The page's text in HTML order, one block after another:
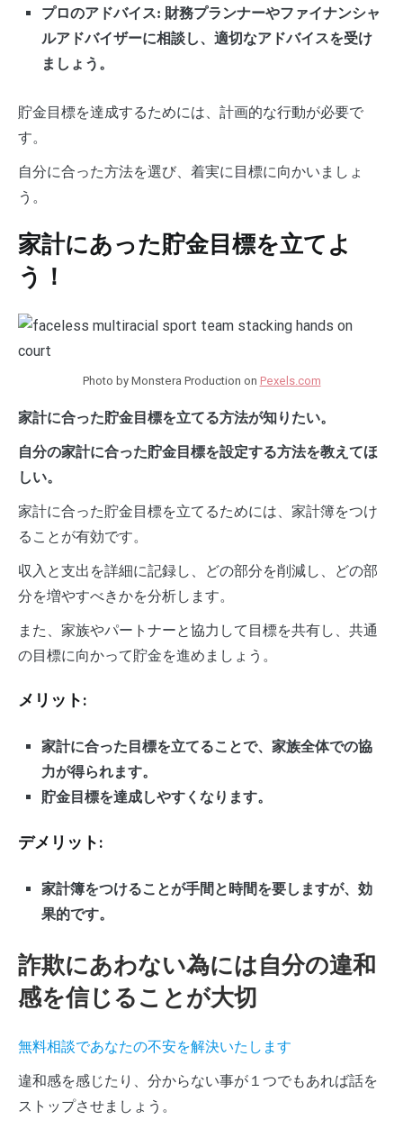
プロのアドバイス: 財務プランナーやファイナンシャ
ルアドバイザーに相談し、適切なアドバイスを受け
ましょう。
貯金目標を達成するためには、計画的な行動が必要で
す。
自分に合った方法を選び、着実に目標に向かいましょ
う。
家計にあった貯金目標を立てよ
う！
Photo by Monstera Production on Pexels.com
家計に合った貯金目標を立てる方法が知りたい。
自分の家計に合った貯金目標を設定する方法を教えてほ
しい。
家計に合った貯金目標を立てるためには、家計簿をつけ
ることが有効です。
収入と支出を詳細に記録し、どの部分を削減し、どの部
分を増やすべきかを分析します。
また、家族やパートナーと協力して目標を共有し、共通
の目標に向かって貯金を進めましょう。
メリット:
家計に合った目標を立てることで、家族全体での協
力が得られます。
貯金目標を達成しやすくなります。
デメリット:
家計簿をつけることが手間と時間を要しますが、効
果的です。
詐欺にあわない為には自分の違和
感を信じることが大切
無料相談であなたの不安を解決いたします
違和感を感じたり、分からない事が１つでもあれば話を
ストップさせましょう。